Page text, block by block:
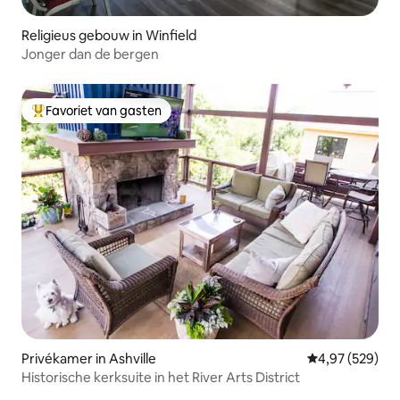
Religieus gebouw in Winfield
Jonger dan de bergen
Topfavoriet van gasten
Favoriet van gasten
Privékamer in Ashville Gemiddelde
4,97 (529)
Historische kerksuite in het River Arts District